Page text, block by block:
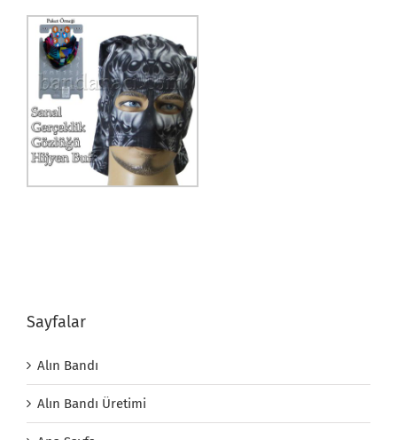
Sayfalar
Alın Bandı
Alın Bandı Üretimi